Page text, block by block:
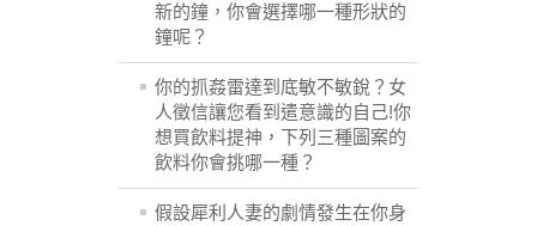
新的鐘，你會選擇哪一種形狀的
鐘呢？
你的抓姦雷達到底敏不敏銳？女
人徵信讓您看到遣意識的自己!你
想買飲料提神，下列三種圖案的
飲料你會挑哪一種？
假設犀利人妻的劇情發生在你身